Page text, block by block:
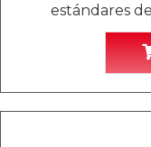
estándares